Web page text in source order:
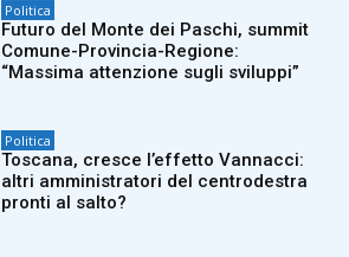
Politica
Futuro del Monte dei Paschi, summit
Comune-Provincia-Regione:
“Massima attenzione sugli sviluppi”
Politica
Toscana, cresce l’effetto Vannacci:
altri amministratori del centrodestra
pronti al salto?